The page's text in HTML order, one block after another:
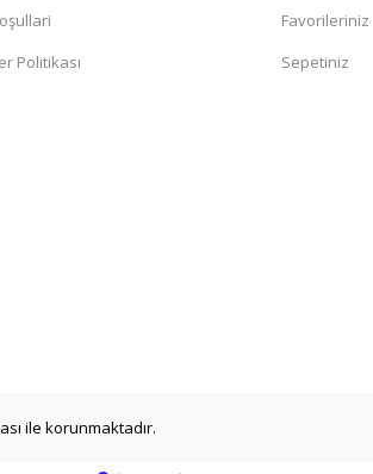
Politikası
Favorileriniz
Sepetiniz
ile korunmaktadır.